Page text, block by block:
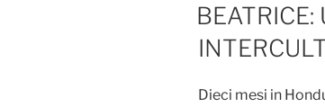
IL
Dieci mesi in